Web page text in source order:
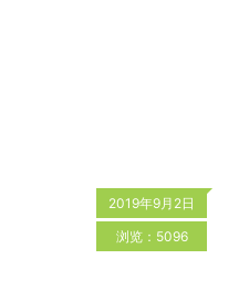
2019年9月2日
浏览：5096